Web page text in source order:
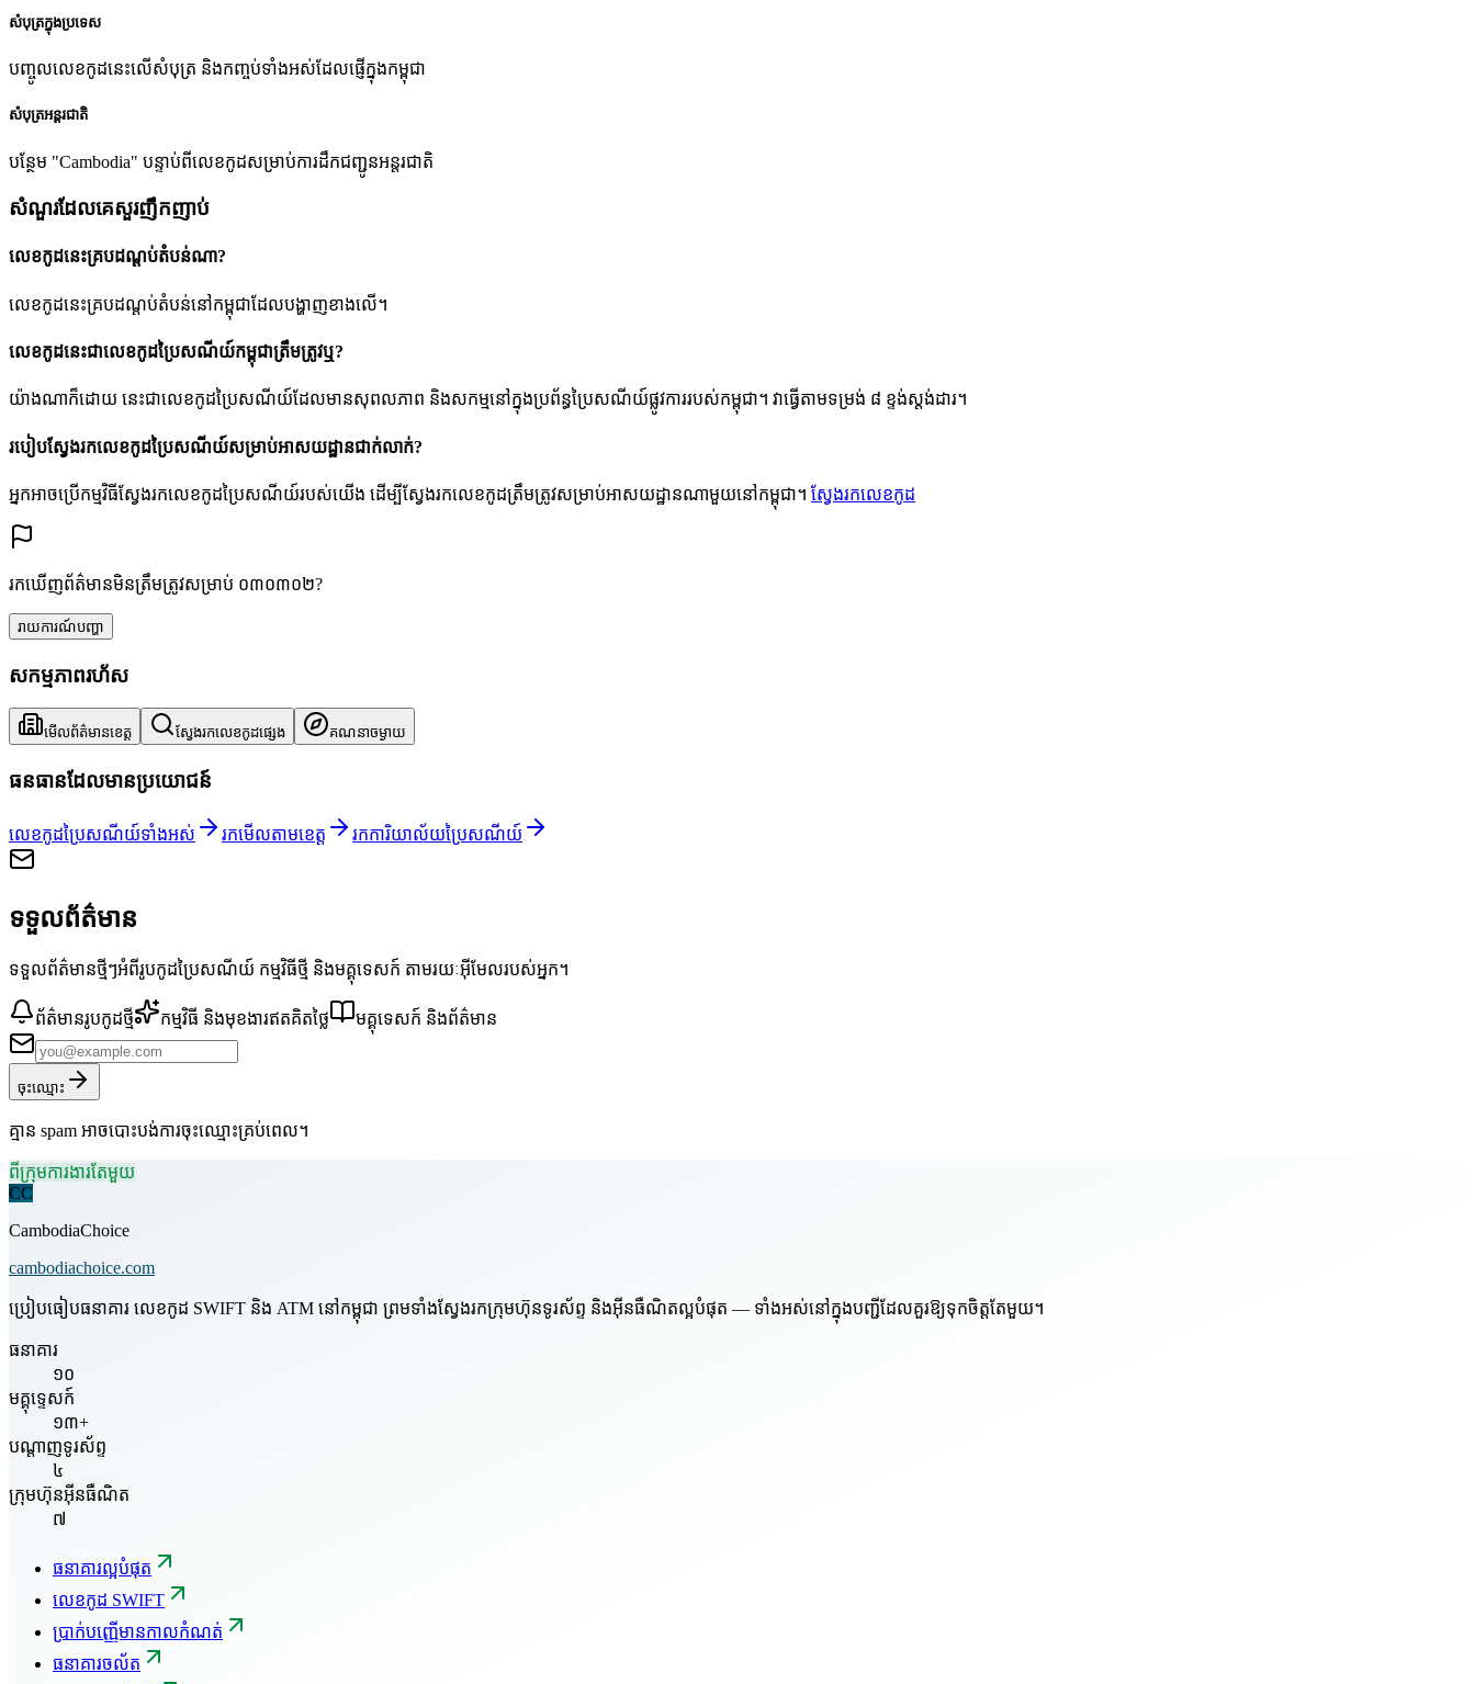
សំបុត្រក្នុងប្រទេស
បញ្ចូលលេខកូដនេះលើសំបុត្រ និងកញ្ចប់ទាំងអស់ដែលផ្ញើក្នុងកម្ពុជា
សំបុត្រអន្តរជាតិ
បន្ថែម "Cambodia" បន្ទាប់ពីលេខកូដសម្រាប់ការដឹកជញ្ជូនអន្តរជាតិ
សំណួរដែលគេសួរញឹកញាប់
លេខកូដនេះគ្របដណ្តប់តំបន់ណា?
លេខកូដនេះគ្របដណ្តប់តំបន់នៅកម្ពុជាដែលបង្ហាញខាងលើ។
លេខកូដនេះជាលេខកូដប្រៃសណីយ៍កម្ពុជាត្រឹមត្រូវឬ?
យ៉ាងណាក៏ដោយ នេះជាលេខកូដប្រៃសណីយ៍ដែលមានសុពលភាព និងសកម្មនៅក្នុងប្រព័ន្ធប្រៃសណីយ៍ផ្លូវការរបស់កម្ពុជា។ វាធ្វើតាមទម្រង់ ៨ ខ្ទង់ស្តង់ដារ។
របៀបស្វែងរកលេខកូដប្រៃសណីយ៍សម្រាប់អាសយដ្ឋានជាក់លាក់?
អ្នកអាចប្រើកម្មវិធីស្វែងរកលេខកូដប្រៃសណីយ៍របស់យើង ដើម្បីស្វែងរកលេខកូដត្រឹមត្រូវសម្រាប់អាសយដ្ឋានណាមួយនៅកម្ពុជា។ ស្វែងរកលេខកូដ
រកឃើញព័ត៌មានមិនត្រឹមត្រូវសម្រាប់ ០៣០៣០២?
រាយការណ៍បញ្ហា
សកម្មភាពរហ័ស
មើលព័ត៌មានខេត្ត ស្វែងរកលេខកូដផ្សេង គណនាចម្ងាយ
ធនធានដែលមានប្រយោជន៍
លេខកូដប្រៃសណីយ៍ទាំងអស់ រកមើលតាមខេត្ត រកការិយាល័យប្រៃសណីយ៍
ទទួលព័ត៌មាន
ទទួលព័ត៌មានថ្មីៗអំពីរូបកូដប្រៃសណីយ៍ កម្មវិធីថ្មី និងមគ្គុទេសក៍ តាមរយៈអ៊ីមែលរបស់អ្នក។
ព័ត៌មានរូបកូដថ្មី កម្មវិធី និងមុខងារឥតគិតថ្លៃ មគ្គុទេសក៍ និងព័ត៌មាន
ចុះឈ្មោះ
គ្មាន spam អាចបោះបង់ការចុះឈ្មោះគ្រប់ពេល។
ពីក្រុមការងារតែមួយ
CC
CambodiaChoice
cambodiachoice.com
ប្រៀបធៀបធនាគារ លេខកូដ SWIFT និង ATM នៅកម្ពុជា ព្រមទាំងស្វែងរកក្រុមហ៊ុនទូរស័ព្ទ និងអ៊ីនធឺណិតល្អបំផុត — ទាំងអស់នៅក្នុងបញ្ជីដែលគួរឱ្យទុកចិត្តតែមួយ។
ធនាគារ
១០
មគ្គុទ្ទេសក៍
១៣+
បណ្តាញទូរស័ព្ទ
៤
ក្រុមហ៊ុនអ៊ីនធឺណិត
៧
ធនាគារល្អបំផុត
លេខកូដ SWIFT
ប្រាក់បញ្ញើមានកាលកំណត់
ធនាគារចល័ត